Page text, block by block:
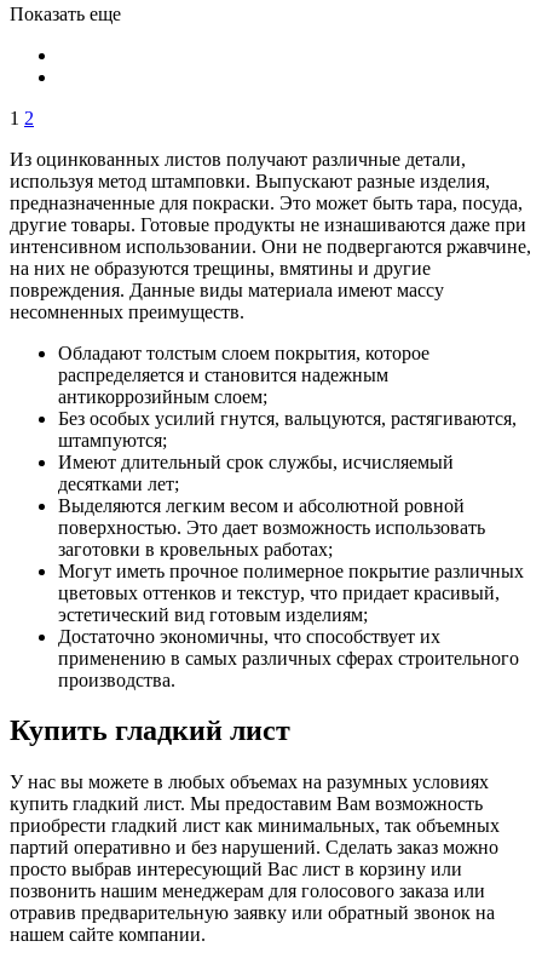
Показать еще
1 2
Из оцинкованных листов получают различные детали,
используя метод штамповки. Выпускают разные изделия,
предназначенные для покраски. Это может быть тара, посуда,
другие товары. Готовые продукты не изнашиваются даже при
интенсивном использовании. Они не подвергаются ржавчине,
на них не образуются трещины, вмятины и другие
повреждения. Данные виды материала имеют массу
несомненных преимуществ.
Обладают толстым слоем покрытия, которое
распределяется и становится надежным
антикоррозийным слоем;
Без особых усилий гнутся, вальцуются, растягиваются,
штампуются;
Имеют длительный срок службы, исчисляемый
десятками лет;
Выделяются легким весом и абсолютной ровной
поверхностью. Это дает возможность использовать
заготовки в кровельных работах;
Могут иметь прочное полимерное покрытие различных
цветовых оттенков и текстур, что придает красивый,
эстетический вид готовым изделиям;
Достаточно экономичны, что способствует их
применению в самых различных сферах строительного
производства.
Купить гладкий лист
У нас вы можете в любых объемах на разумных условиях
купить гладкий лист. Мы предоставим Вам возможность
приобрести гладкий лист как минимальных, так объемных
партий оперативно и без нарушений. Сделать заказ можно
просто выбрав интересующий Вас лист в корзину или
позвонить нашим менеджерам для голосового заказа или
отравив предварительную заявку или обратный звонок на
нашем сайте компании.